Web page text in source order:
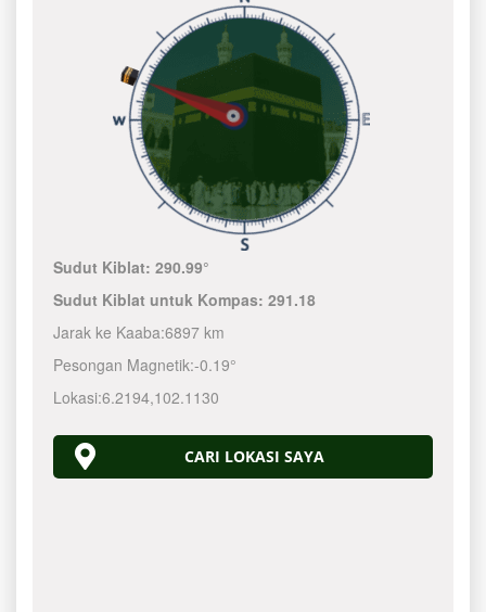
Sudut Kiblat:290.99°
Sudut Kiblat untuk Kompas:291.18
Jarak ke Kaaba:6897 km
Pesongan Magnetik:-0.19°
Lokasi:6.2194,102.1130
CARI LOKASI SAYA